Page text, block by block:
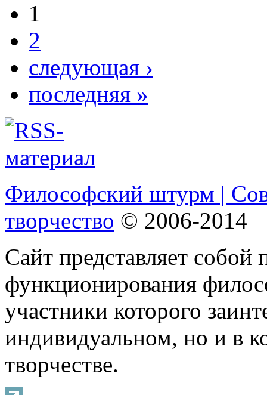
1
2
следующая ›
последняя »
Философский штурм |
творчество © 2006-2014
Сайт представляет собой
функционирования
участники которого
индивидуальном, но и в
творчестве.